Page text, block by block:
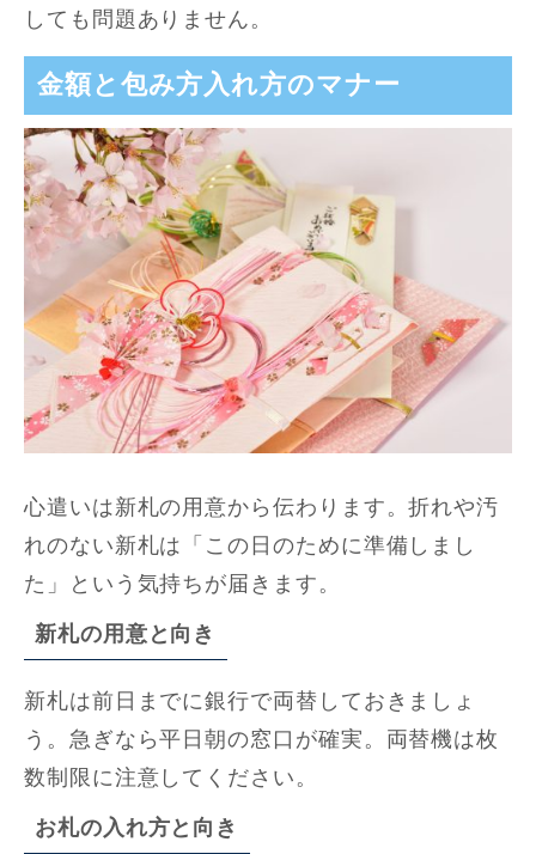
しても問題ありません。
金額と包み方入れ方のマナー
心遣いは新札の用意から伝わります。折れや汚
れのない新札は「この日のために準備しまし
た」という気持ちが届きます。
新札の用意と向き
新札は前日までに銀行で両替しておきましょ
う。急ぎなら平日朝の窓口が確実。両替機は枚
数制限に注意してください。
お札の入れ方と向き